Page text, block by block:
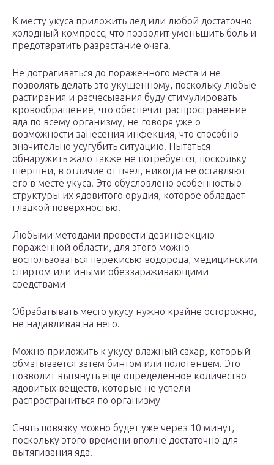
К месту укуса приложить лед или любой достаточно
холодный компресс, что позволит уменьшить боль и
предотвратить разрастание очага.
Не дотрагиваться до пораженного места и не
позволять делать это укушенному, поскольку любые
растирания и расчесывания буду стимулировать
кровообращение, что обеспечит распространение
яда по всему организму, не говоря уже о
возможности занесения инфекция, что способно
значительно усугубить ситуацию. Пытаться
обнаружить жало также не потребуется, поскольку
шершни, в отличие от пчел, никогда не оставляют
его в месте укуса. Это обусловлено особенностью
структуры их ядовитого орудия, которое обладает
гладкой поверхностью.
Любыми методами провести дезинфекцию
пораженной области, для этого можно
воспользоваться перекисью водорода, медицинским
спиртом или иными обеззараживающими
средствами
Обрабатывать место укусу нужно крайне осторожно,
не надавливая на него.
Можно приложить к укусу влажный сахар, который
обматывается затем бинтом или полотенцем. Это
позволит вытянуть еще определенное количество
ядовитых веществ, которые не успели
распространиться по организму
Снять повязку можно будет уже через 10 минут,
поскольку этого времени вполне достаточно для
вытягивания яда.